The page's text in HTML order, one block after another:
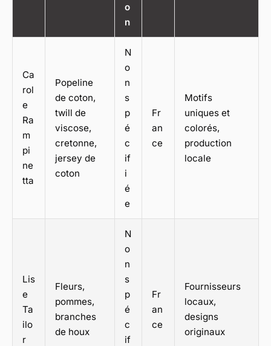
o
n
Ca
rol
e
Ra
m
pi
ne
tta
Popeline
de coton,
twill de
viscose,
cretonne,
jersey de
coton
N
o
n
s
p
é
c
if
i
é
e
Fr
an
ce
Motifs
uniques et
colorés,
production
locale
Lis
e
Ta
ilo
r
Fleurs,
pommes,
branches
de houx
N
o
n
s
p
é
c
if
Fr
an
ce
Fournisseurs
locaux,
designs
originaux